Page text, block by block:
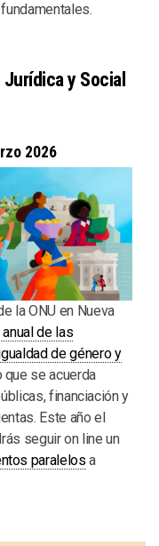
y Social
2026
la ONU en Nueva
de las
de género y
que se acuerda
financiación y
Este año el
seguir on line un
paralelos a